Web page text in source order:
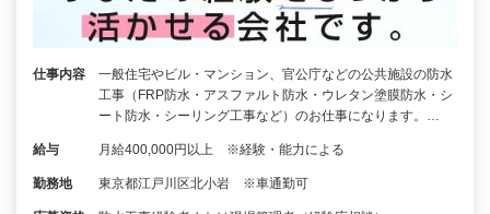
仕事内容
一般住宅やビル・マンション、官公庁などの公共施設の防水
工事（FRP防水・アスファルト防水・ウレタン塗膜防水・シ
ート防水・シーリング工事など）のお仕事になります。…
給与 月給400,000円以上 ※経験・能力による
勤務地 東京都江戸川区北小岩 ※車通勤可